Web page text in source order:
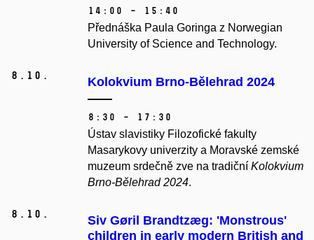
14:00 – 15:40
Přednáška Paula Goringa z Norwegian
University of Science and Technology.
8. 10. Kolokvium Brno-Bělehrad 2024
8:30 – 17:30
Ústav slavistiky Filozofické fakulty
Masarykovy univerzity a Moravské zemské
muzeum srdečně zve na tradiční Kolokvium
Brno-Bělehrad 2024.
8. 10.
Siv Gøril Brandtzæg: 'Monstrous'
children in early modern British and